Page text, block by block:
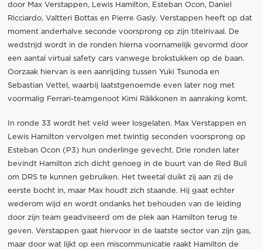
door Max Verstappen, Lewis Hamilton, Esteban Ocon, Daniel
Ricciardo, Valtteri Bottas en Pierre Gasly. Verstappen heeft op dat
moment anderhalve seconde voorsprong op zijn titelrivaal. De
wedstrijd wordt in de ronden hierna voornamelijk gevormd door
een aantal virtual safety cars vanwege brokstukken op de baan.
Oorzaak hiervan is een aanrijding tussen Yuki Tsunoda en
Sebastian Vettel, waarbij laatstgenoemde even later nog met
voormalig Ferrari-teamgenoot Kimi Räikkonen in aanraking komt.
In ronde 33 wordt het veld weer losgelaten. Max Verstappen en
Lewis Hamilton vervolgen met twintig seconden voorsprong op
Esteban Ocon (P3) hun onderlinge gevecht. Drie ronden later
bevindt Hamilton zich dicht genoeg in de buurt van de Red Bull
om DRS te kunnen gebruiken. Het tweetal duikt zij aan zij de
eerste bocht in, maar Max houdt zich staande. Hij gaat echter
wederom wijd en wordt ondanks het behouden van de leiding
door zijn team geadviseerd om de plek aan Hamilton terug te
geven. Verstappen gaat hiervoor in de laatste sector van zijn gas,
maar door wat lijkt op een miscommunicatie raakt Hamilton de